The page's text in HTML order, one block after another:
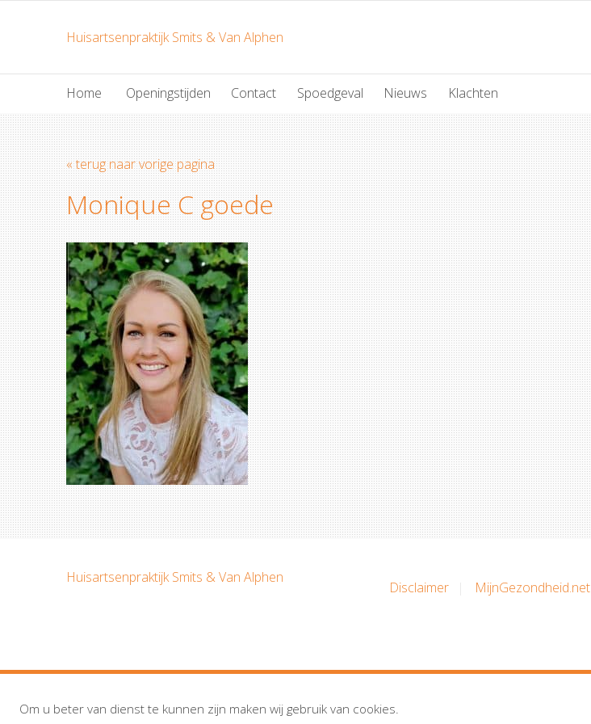
Huisartsenpraktijk Smits & Van Alphen
Home Openingstijden Contact Spoedgeval Nieuws Klachten
« terug naar vorige pagina
Monique C goede
Huisartsenpraktijk Smits & Van Alphen
Disclaimer MijnGezondheid.net
Om u beter van dienst te kunnen zijn maken wij gebruik van cookies.